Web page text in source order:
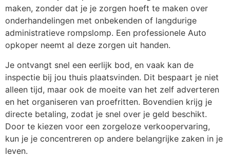
maken, zonder dat je je zorgen hoeft te maken over
onderhandelingen met onbekenden of langdurige
administratieve rompslomp. Een professionele Auto
opkoper neemt al deze zorgen uit handen.
Je ontvangt snel een eerlijk bod, en vaak kan de
inspectie bij jou thuis plaatsvinden. Dit bespaart je niet
alleen tijd, maar ook de moeite van het zelf adverteren
en het organiseren van proefritten. Bovendien krijg je
directe betaling, zodat je snel over je geld beschikt.
Door te kiezen voor een zorgeloze verkoopervaring,
kun je je concentreren op andere belangrijke zaken in je
leven.